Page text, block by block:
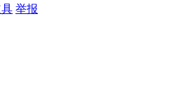
举报